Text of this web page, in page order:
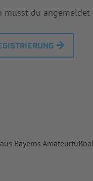
musst du angemeldet
Bayerns